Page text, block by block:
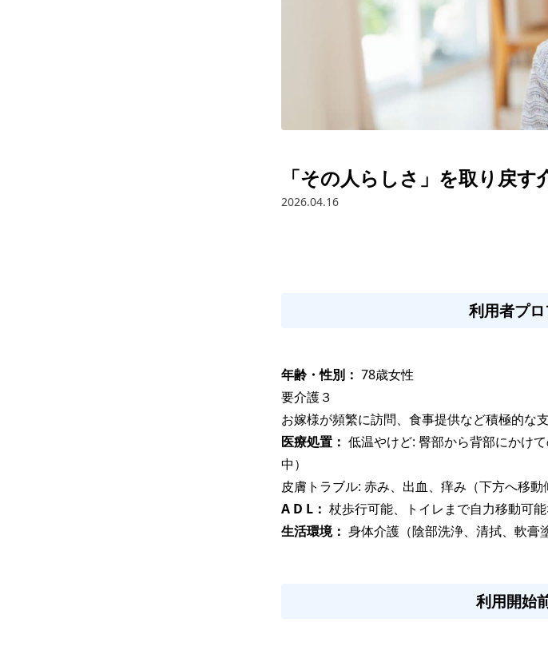
「その人らしさ」を取り戻す
2026.04.16
利用者プ
年齢・性別： 78歳女性
要介護３
お嫁様が頻繁に訪問、食事提供など積極的な
医療処置： 低温やけど: 臀部から背部にかけ
中）
皮膚トラブル: 赤み、出血、痒み（下方へ移動
A D L： 杖歩行可能、トイレまで自力移動可
生活環境： 身体介護（陰部洗浄、清拭、軟膏
利用開始